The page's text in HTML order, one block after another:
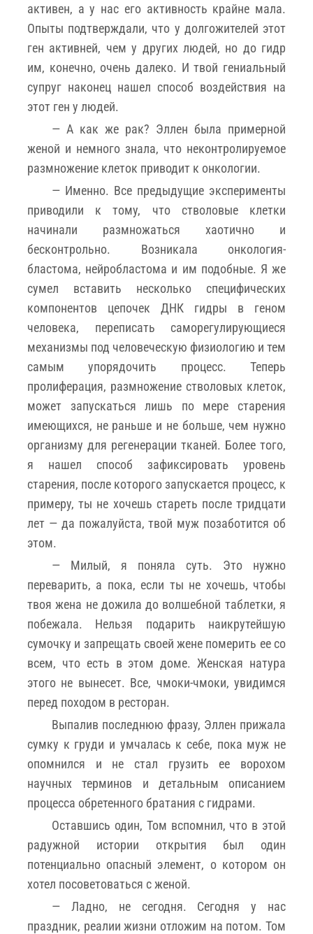
активен, а у нас его активность крайне мала.
Опыты подтверждали, что у долгожителей этот
ген активней, чем у других людей, но до гидр
им, конечно, очень далеко. И твой гениальный
супруг наконец нашел способ воздействия на
этот ген у людей.
— А как же рак? Эллен была примерной
женой и немного знала, что неконтролируемое
размножение клеток приводит к онкологии.
— Именно. Все предыдущие эксперименты
приводили к тому, что стволовые клетки
начинали размножаться хаотично и
бесконтрольно. Возникала онкология-
бластома, нейробластома и им подобные. Я же
сумел вставить несколько специфических
компонентов цепочек ДНК гидры в геном
человека, переписать саморегулирующиеся
механизмы под человеческую физиологию и тем
самым упорядочить процесс. Теперь
пролиферация, размножение стволовых клеток,
может запускаться лишь по мере старения
имеющихся, не раньше и не больше, чем нужно
организму для регенерации тканей. Более того,
я нашел способ зафиксировать уровень
старения, после которого запускается процесс, к
примеру, ты не хочешь стареть после тридцати
лет — да пожалуйста, твой муж позаботится об
этом.
— Милый, я поняла суть. Это нужно
переварить, а пока, если ты не хочешь, чтобы
твоя жена не дожила до волшебной таблетки, я
побежала. Нельзя подарить наикрутейшую
сумочку и запрещать своей жене померить ее со
всем, что есть в этом доме. Женская натура
этого не вынесет. Все, чмоки-чмоки, увидимся
перед походом в ресторан.
Выпалив последнюю фразу, Эллен прижала
сумку к груди и умчалась к себе, пока муж не
опомнился и не стал грузить ее ворохом
научных терминов и детальным описанием
процесса обретенного братания с гидрами.
Оставшись один, Том вспомнил, что в этой
радужной истории открытия был один
потенциально опасный элемент, о котором он
хотел посоветоваться с женой.
— Ладно, не сегодня. Сегодня у нас
праздник, реалии жизни отложим на потом. Том